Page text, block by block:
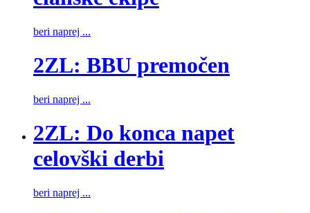
beri naprej ...
2ZL: BBU premočen
beri naprej ...
2ZL: Do konca napet
celovški derbi
beri naprej ...